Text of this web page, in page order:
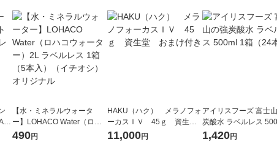
【水・ミネラルウォータ
ー】LOHACO Water（ロハ
コウォーター）2L ラベルレ
490円
HAKU（ハク） メラノフォ
ーカスＩＶ 45ｇ 資生
堂 おまけ付き
11,000円
アイリスフーズ 富士
炭酸水 ラベルレス
箱（24本入）
1,420円